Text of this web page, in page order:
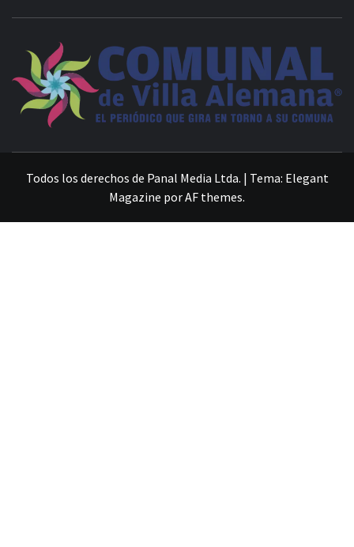
Todos los derechos de Panal Media Ltda. | Tema: Elegant
Magazine porAF themes.